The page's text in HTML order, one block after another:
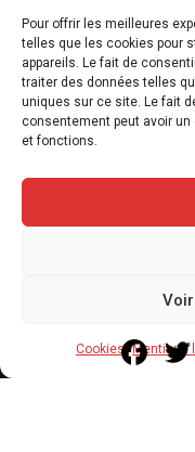
Pour offrir les meilleures
telles que les cookies pour
appareils. Le fait de
traiter des données telles
uniques sur ce site. Le fait
consentement peut avoir
et fonctions.
Cookies Mentions
L’association
des « tirs
sauvages déjà
d’Achères-la-
7 août 2026
Mentions légales &